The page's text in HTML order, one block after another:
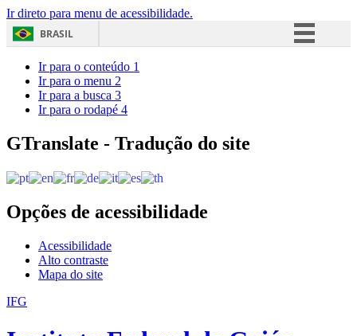
Ir direto para menu de acessibilidade.
BRASIL
Acesso à informação
Ir para o conteúdo 1
Ir para o menu 2
Ir para a busca 3
Ir para o rodapé 4
GTranslate - Tradução do site
Opções de acessibilidade
Acessibilidade
Alto contraste
Mapa do site
IFG